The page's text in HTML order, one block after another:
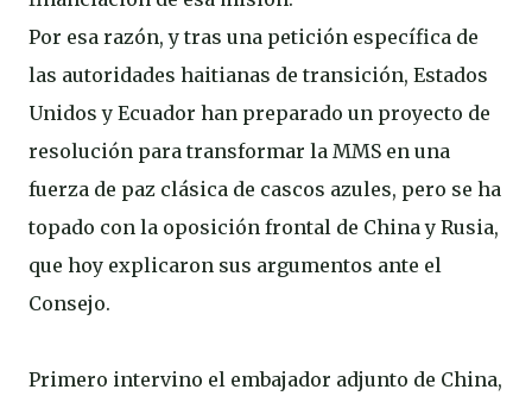
Por esa razón, y tras una petición específica de
las autoridades haitianas de transición, Estados
Unidos y Ecuador han preparado un proyecto de
resolución para transformar la MMS en una
fuerza de paz clásica de cascos azules, pero se ha
topado con la oposición frontal de China y Rusia,
que hoy explicaron sus argumentos ante el
Consejo.
Primero intervino el embajador adjunto de China,